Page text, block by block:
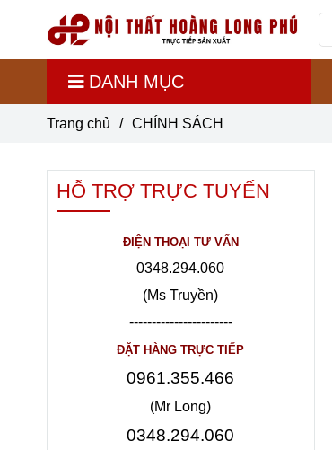
DANH MỤC
Trang chủ / CHÍNH SÁCH
HỖ TRỢ TRỰC TUYẾN
ĐIỆN THOẠI TƯ VẤN
0348.294.060
(Ms Truyền)
-----------------------
ĐẶT HÀNG TRỰC TIẾP
0961.355.466
(Mr Long)
0348.294.060